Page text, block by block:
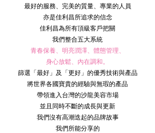
最好的服務、完美的質量、專業的人員
亦是佳利昌所追求的信念
佳利昌為所有頂級客戶把關
我們整合五大系統
青春保養、明亮潤澤、體態管理、
身心放鬆、內在調和。
篩選「最好」及「更好」的優秀技術與產品
將世界各國寶貴的經驗與無瑕的產品
帶領進入台灣的沙龍美容市場
並且同時不斷的成長與更新
我們沒有高潮迭起的品牌故事
我們所能分享的